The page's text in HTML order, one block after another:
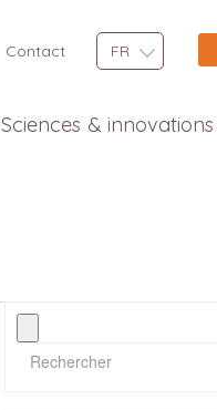
Contact FR
Sciences & innovations